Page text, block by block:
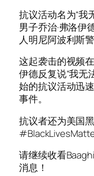
抗议活动名为“我
男子乔治·弗洛伊
人明尼阿波利斯
这起袭击的视频
伊德反复说“我无
始的抗议活动迅
事件。
抗议者还为美国
请继续收看
消息！